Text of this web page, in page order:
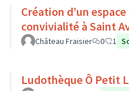
Création d’un
convivialité à Saint
Château Fraisier 0 1
Ludothèque Ô Petit